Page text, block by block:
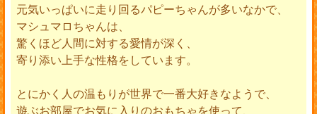
元気いっぱいに走り回るパピーちゃんが多いなかで、
マシュマロちゃんは、
驚くほど人間に対する愛情が深く、
寄り添い上手な性格をしています。
とにかく人の温もりが世界で一番大好きなようで、
遊ぶお部屋でお気に入りのおもちゃを使って、